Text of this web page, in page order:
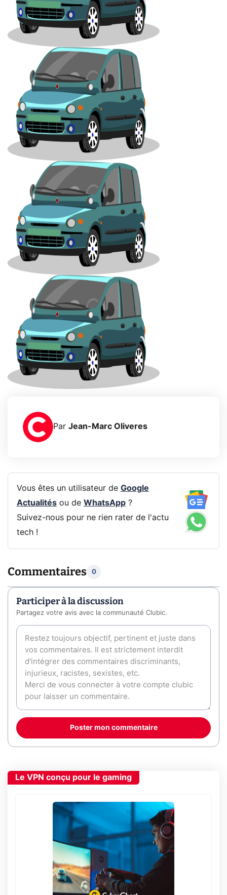
Par Jean-Marc Oliveres
Vous êtes un utilisateur de Google
Actualitésou de WhatsApp?
Suivez-nous pour ne rien rater de l'actu
tech !
Commentaires 0
Participer à la discussion
Partagez votre avis avec la communauté Clubic.
Poster mon commentaire
Le VPN conçu pour le gaming